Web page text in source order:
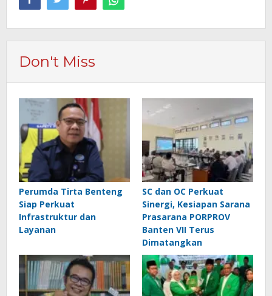
Don't Miss
Perumda Tirta Benteng
Siap Perkuat
Infrastruktur dan
Layanan
SC dan OC Perkuat
Sinergi, Kesiapan Sarana
Prasarana PORPROV
Banten VII Terus
Dimatangkan